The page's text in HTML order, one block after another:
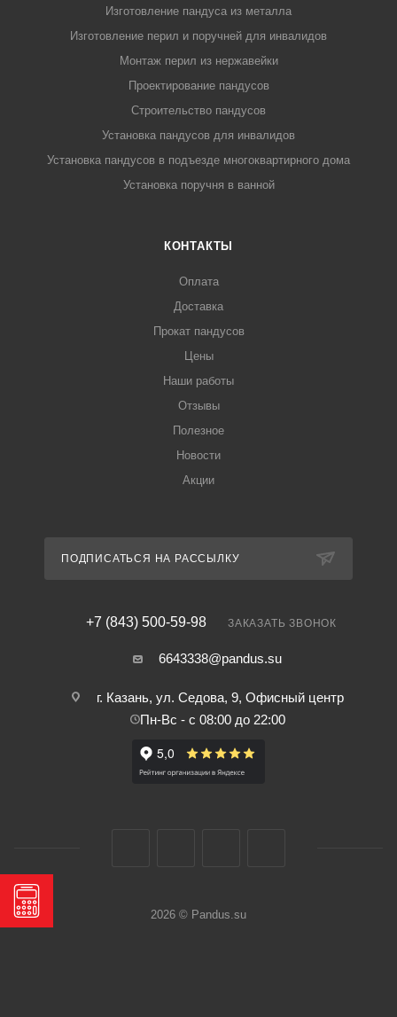
Изготовление пандуса из металла
Изготовление перил и поручней для инвалидов
Монтаж перил из нержавейки
Проектирование пандусов
Строительство пандусов
Установка пандусов для инвалидов
Установка пандусов в подъезде многоквартирного дома
Установка поручня в ванной
КОНТАКТЫ
Оплата
Доставка
Прокат пандусов
Цены
Наши работы
Отзывы
Полезное
Новости
Акции
ПОДПИСАТЬСЯ НА РАССЫЛКУ
+7 (843) 500-59-98 ЗАКАЗАТЬ ЗВОНОК
6643338@pandus.su
г. Казань, ул. Седова, 9, Офисный центр
Пн-Вс - с 08:00 до 22:00
2026 © Pandus.su